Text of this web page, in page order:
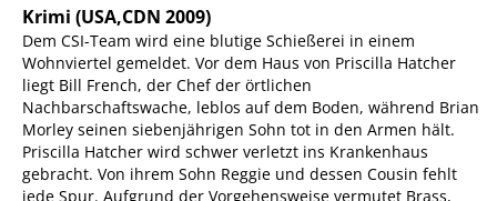
Krimi (USA,CDN 2009)
Dem CSI-Team wird eine blutige Schießerei in einem
Wohnviertel gemeldet. Vor dem Haus von Priscilla Hatcher
liegt Bill French, der Chef der örtlichen
Nachbarschaftswache, leblos auf dem Boden, während Brian
Morley seinen siebenjährigen Sohn tot in den Armen hält.
Priscilla Hatcher wird schwer verletzt ins Krankenhaus
gebracht. Von ihrem Sohn Reggie und dessen Cousin fehlt
jede Spur. Aufgrund der Vorgehensweise vermutet Brass,